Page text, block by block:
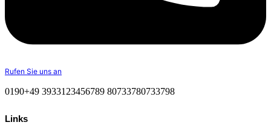
Rufen Sie uns an
0190+49 3933123456789 80733780733798
Links